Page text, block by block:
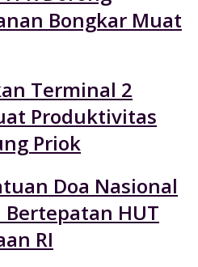
Bongkar Muat
Terminal 2
Produktivitas
Priok
Doa Nasional
HUT
RI